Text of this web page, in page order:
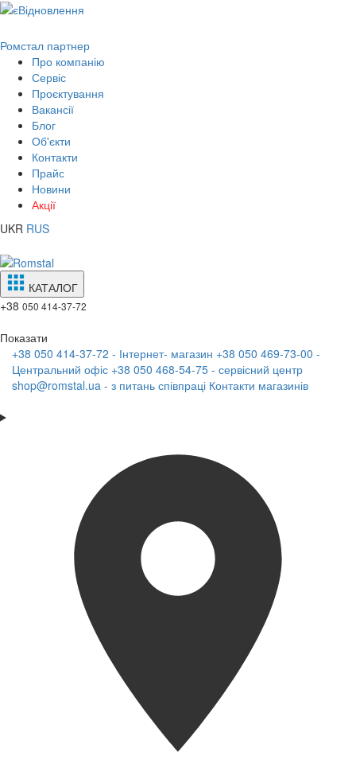
Ромстал партнер
Про компанію
Сервіс
Проєктування
Вакансії
Блог
Об'єкти
Контакти
Прайс
Новини
Акції
UKR RUS
КАТАЛОГ
+38 050 414-37-72
Показати
+38 050 414-37-72 - Інтернет- магазин +38 050 469-73-00 -
Центральний офіс +38 050 468-54-75 - сервісний центр
shop@romstal.ua - з питань співпраці Контакти магазинів